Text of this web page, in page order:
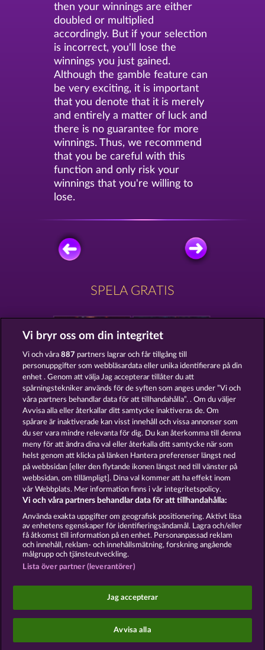
then your winnings are either
doubled or multiplied
accordingly. But if your selection
is incorrect, you'll lose the
winnings you just gained.
Although the gamble feature can
be very exciting, it is important
that you denote that it is merely
and entirely a matter of luck and
there is no guarantee for more
winnings. Thus, we recommend
that you be careful with this
function and only risk your
winnings that you're willing to
lose.
SPELA GRATIS
MAGIC BOOK MYSTIC FORCE
TOWER OF POWER TEXAS TYCOON
Användarvillkor Sekretesspolicy Avtryck
Om Företaget FAQ Ordlista
Partnerprogram
Skicka in en begäran om att ångra köpet
Vi bryr oss om din integritet
Vi och våra887 partners lagrar och får tillgång till
personuppgifter som webbläsardata eller unika identifierare på din
enhet . Genom att välja Jag accepterar tillåter du att
spårningstekniker används för de syften som anges under ”Vi och
våra partners behandlar data för att tillhandahålla”. . Om du väljer
Avvisa alla eller återkallar ditt samtycke inaktiveras de. Om
spårare är inaktiverade kan visst innehåll och vissa annonser som
du ser vara mindre relevanta för dig. Du kan återkomma till denna
meny för att ändra dina val eller återkalla ditt samtycke när som
helst genom att klicka på länken Hantera preferenser längst ned
på webbsidan [eller den flytande ikonen längst ned till vänster på
webbsidan, om tillämpligt]. Dina val kommer att ha effekt inom
vår Webbplats. Mer information finns i vår integritetspolicy.
Vi och våra partners behandlar data för att tillhandahålla:
Använda exakta uppgifter om geografisk positionering. Aktivt läsa
av enhetens egenskaper för identifieringsändamål. Lagra och/eller
få åtkomst till information på en enhet. Personanpassad reklam
och innehåll, reklam- och innehållsmätning, forskning angående
målgrupp och tjänsteutveckling.
Lista över partner (leverantörer)
Jag accepterar
Avvisa alla